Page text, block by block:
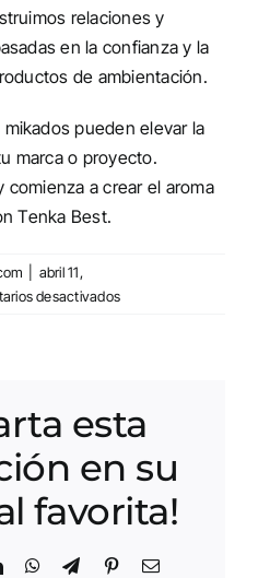
relaciones y
en la confianza y la
de ambientación.
pueden elevar la
marca o proyecto.
a crear el aroma
Tenka Best.
abril 11,
desactivadosen
Crea
el
Aroma
Perfecto
para
Marca
esta
en su
favorita!
LinkedInWhatsApp
TelegramPinterestCorreo